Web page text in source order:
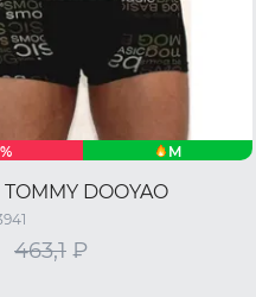
M
DOOYAO
463,1 ₽